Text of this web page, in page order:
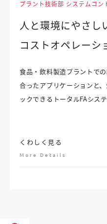
プラント技術部 システムコン
人と環境にやさし
コストオペレーシ
食品・飲料製造プラントで
合ったアプリケーションと
ックできるトータルFAシス
くわしく見る
More Details